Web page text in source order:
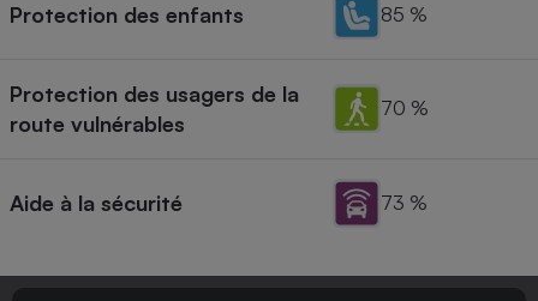
Protection des enfants 85 %
Protection des usagers de la
route vulnérables
70 %
Aide à la sécurité 73 %